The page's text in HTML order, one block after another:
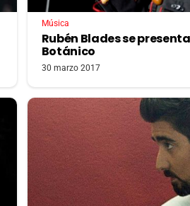
Música
Rubén Blades se
Botánico
30 marzo 2017